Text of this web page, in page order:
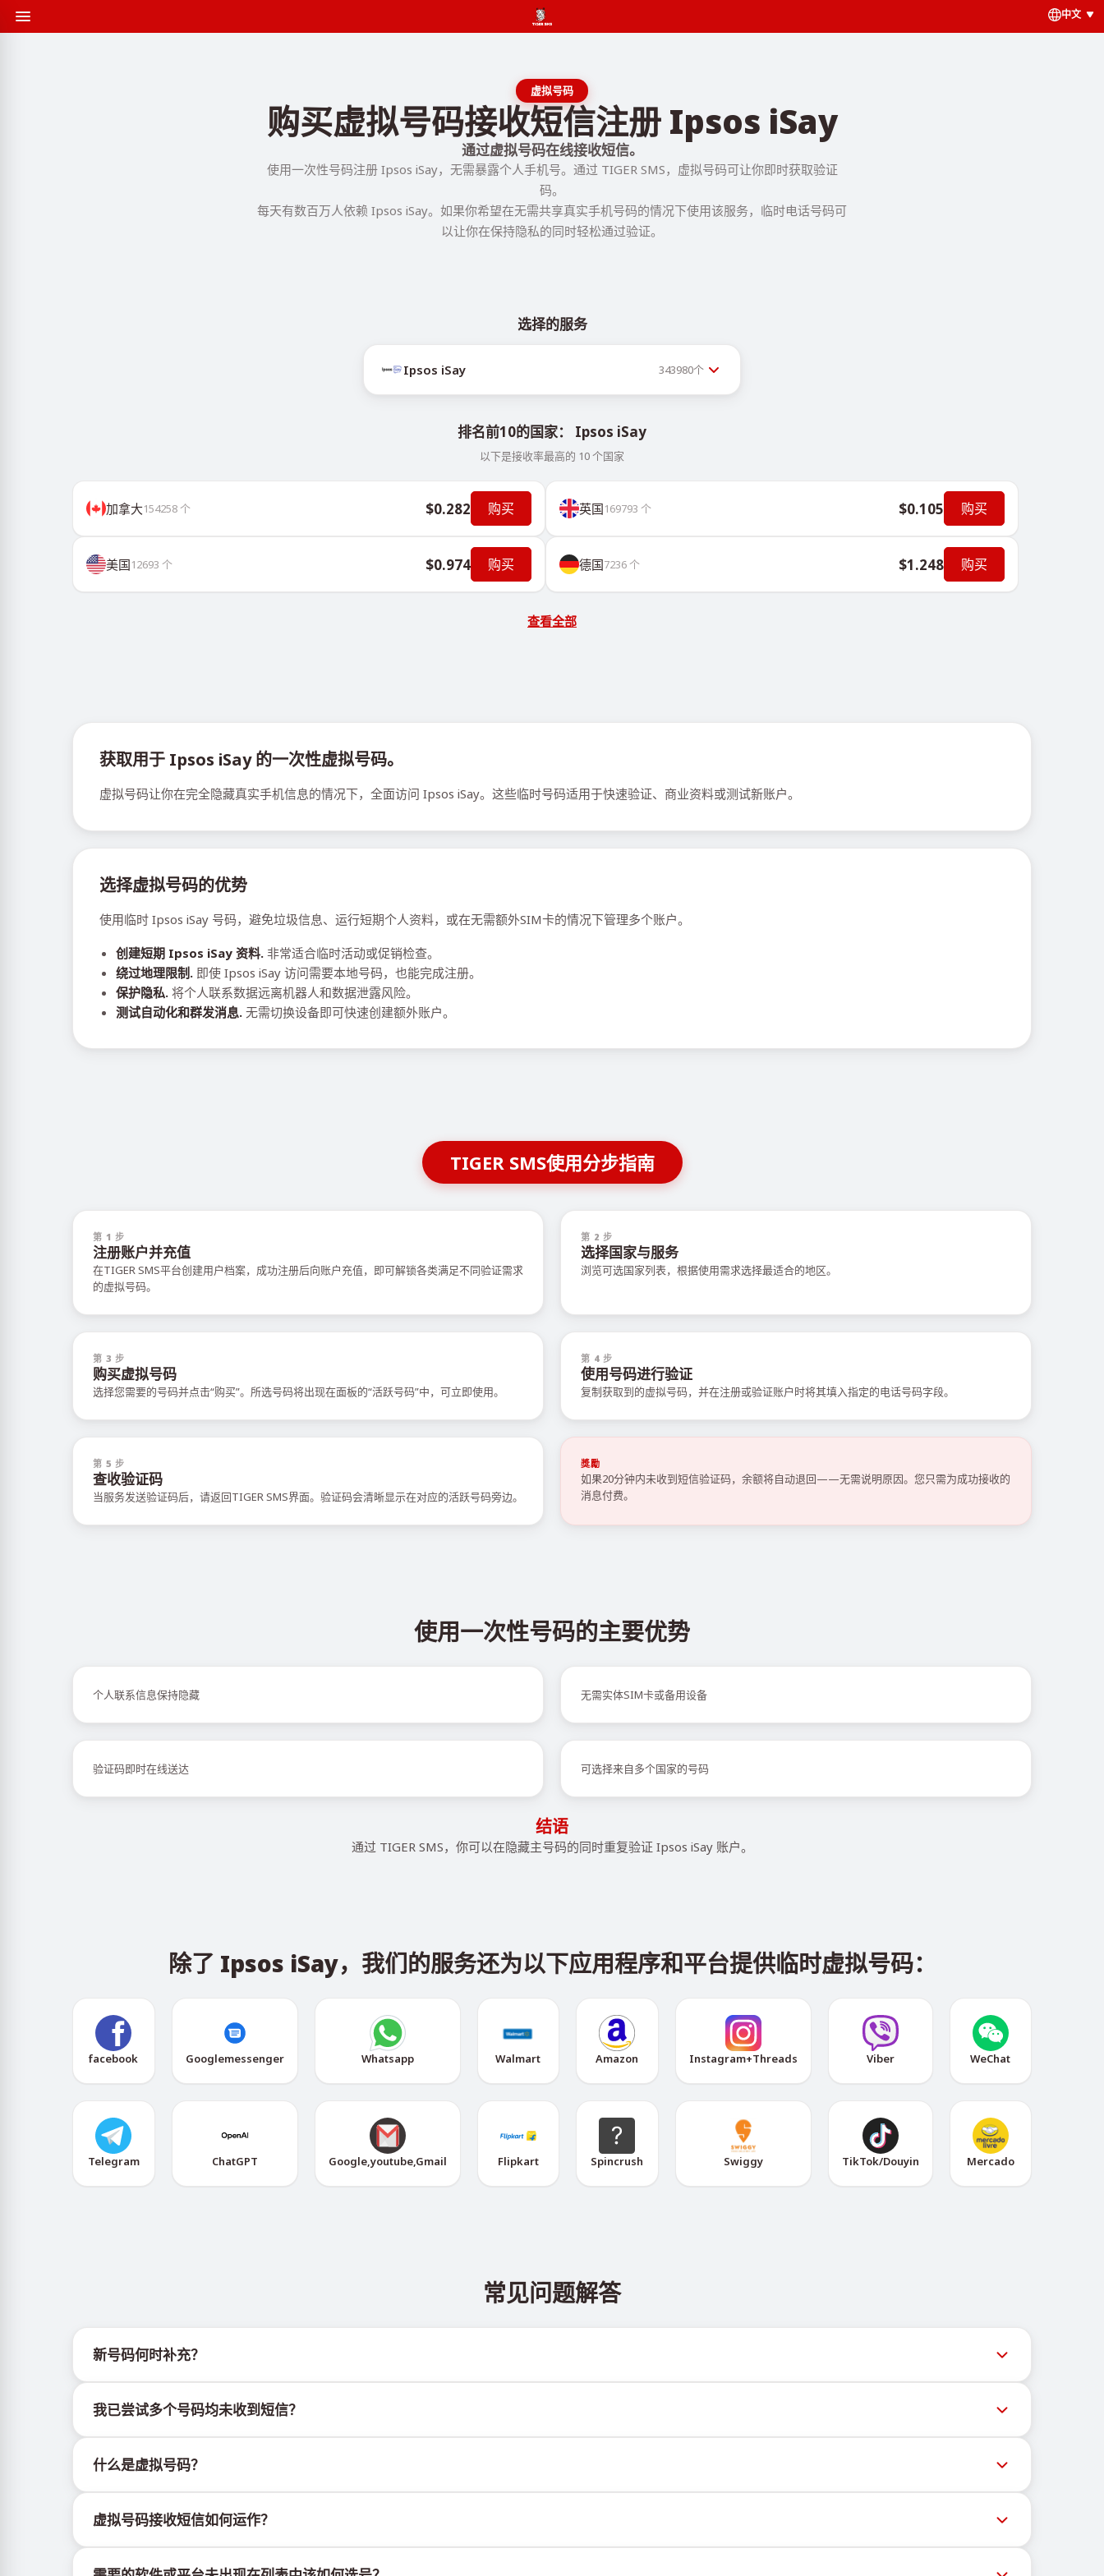
中文
虚拟号码
购买虚拟号码接收短信注册 Ipsos iSay
通过虚拟号码在线接收短信。
使用一次性号码注册 Ipsos iSay，无需暴露个人手机号。通过 TIGER SMS，虚拟号码可让你即时获取验证
码。
每天有数百万人依赖 Ipsos iSay。如果你希望在无需共享真实手机号码的情况下使用该服务，临时电话号码可
以让你在保持隐私的同时轻松通过验证。
选择的服务
Ipsos iSay 343980个
排名前10的国家： Ipsos iSay
以下是接收率最高的 10 个国家
加拿大154258个 $0.282 购买 英国169793 个 $0.105 购买
美国12693 个 $0.974 购买 德国7236个 $1.248 购买
查看全部
获取用于 Ipsos iSay 的一次性虚拟号码。
虚拟号码让你在完全隐藏真实手机信息的情况下，全面访问 Ipsos iSay。这些临时号码适用于快速验证、商业资料或测试新账户。
选择虚拟号码的优势
使用临时 Ipsos iSay 号码，避免垃圾信息、运行短期个人资料，或在无需额外SIM卡的情况下管理多个账户。
创建短期 Ipsos iSay 资料. 非常适合临时活动或促销检查。
绕过地理限制. 即使 Ipsos iSay 访问需要本地号码，也能完成注册。
保护隐私. 将个人联系数据远离机器人和数据泄露风险。
测试自动化和群发消息. 无需切换设备即可快速创建额外账户。
TIGER SMS使用分步指南
第 1 步
注册账户并充值
在TIGER SMS平台创建用户档案，成功注册后向账户充值，即可解锁各类满足不同验证需求
的虚拟号码。
第 2 步
选择国家与服务
浏览可选国家列表，根据使用需求选择最适合的地区。
第 3 步
购买虚拟号码
选择您需要的号码并点击“购买”。所选号码将出现在面板的“活跃号码”中，可立即使用。
第 4 步
使用号码进行验证
复制获取到的虚拟号码，并在注册或验证账户时将其填入指定的电话号码字段。
第 5 步
查收验证码
当服务发送验证码后，请返回TIGER SMS界面。验证码会清晰显示在对应的活跃号码旁边。
獎勵
如果20分钟内未收到短信验证码，余额将自动退回——无需说明原因。您只需为成功接收的
消息付费。
使用一次性号码的主要优势
个人联系信息保持隐藏 无需实体SIM卡或备用设备
验证码即时在线送达 可选择来自多个国家的号码
结语
通过 TIGER SMS，你可以在隐藏主号码的同时重复验证 Ipsos iSay 账户。
除了 Ipsos iSay，我们的服务还为以下应用程序和平台提供临时虚拟号码：
facebook Googlemessenger Whatsapp Walmart Amazon Instagram+Threads Viber WeChat
Telegram ChatGPT Google,youtube,Gmail Flipkart Spincrush Swiggy TikTok/Douyin Mercado
常见问题解答
新号码何时补充？
我已尝试多个号码均未收到短信？
持续更换新号码尝试
尝试不同国家的号码
使用VPN更换IP地址
什么是虚拟号码？
虚拟号码接收短信如何运作？